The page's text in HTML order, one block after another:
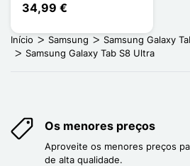
34,99 €
Início Samsung
Samsung Galaxy
Samsung Galaxy Tab S8 Ultra
Os menores preços
Aproveite os menores preços
de alta qualidade.